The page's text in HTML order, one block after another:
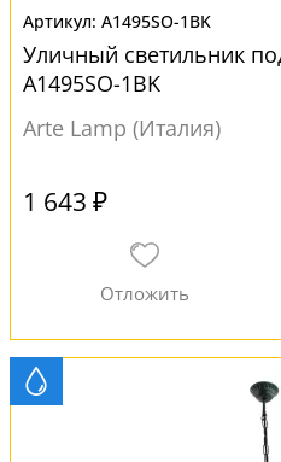
A1495SO-1BK
Уличный светильник
A1495SO-1BK
Arte Lamp (Италия)
1 643 ₽